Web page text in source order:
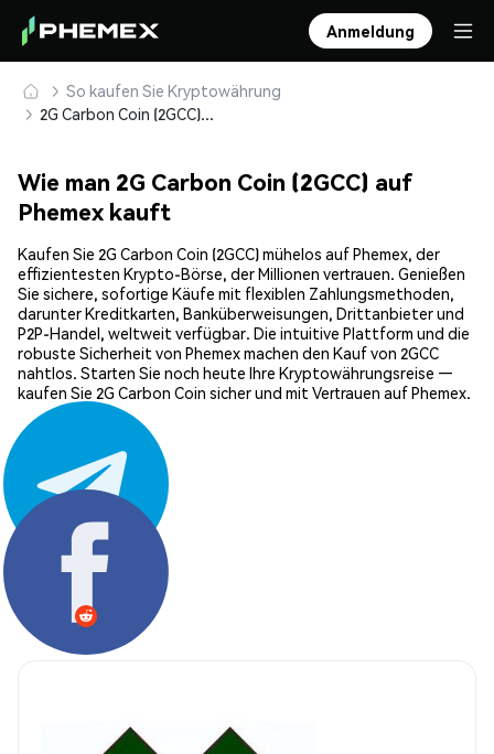
Anmeldung
So kaufen Sie Kryptowährung
2G Carbon Coin (2GCC) sicher kaufen und speichern
Wie man 2G Carbon Coin (2GCC) auf
Phemex kauft
Kaufen Sie 2G Carbon Coin (2GCC) mühelos auf Phemex, der
effizientesten Krypto-Börse, der Millionen vertrauen. Genießen
Sie sichere, sofortige Käufe mit flexiblen Zahlungsmethoden,
darunter Kreditkarten, Banküberweisungen, Drittanbieter und
P2P-Handel, weltweit verfügbar. Die intuitive Plattform und die
robuste Sicherheit von Phemex machen den Kauf von 2GCC
nahtlos. Starten Sie noch heute Ihre Kryptowährungsreise —
kaufen Sie 2G Carbon Coin sicher und mit Vertrauen auf Phemex.
Teilen: